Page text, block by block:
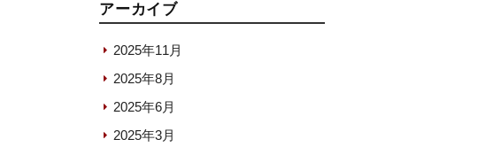
アーカイブ
2025年11月
2025年8月
2025年6月
2025年3月